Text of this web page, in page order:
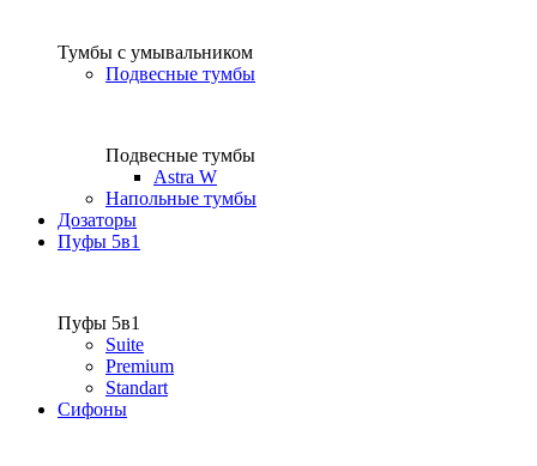
Тумбы с умывальником
Подвесные тумбы
Подвесные тумбы
Astra W
Напольные тумбы
Дозаторы
Пуфы 5в1
Пуфы 5в1
Suite
Premium
Standart
Сифоны